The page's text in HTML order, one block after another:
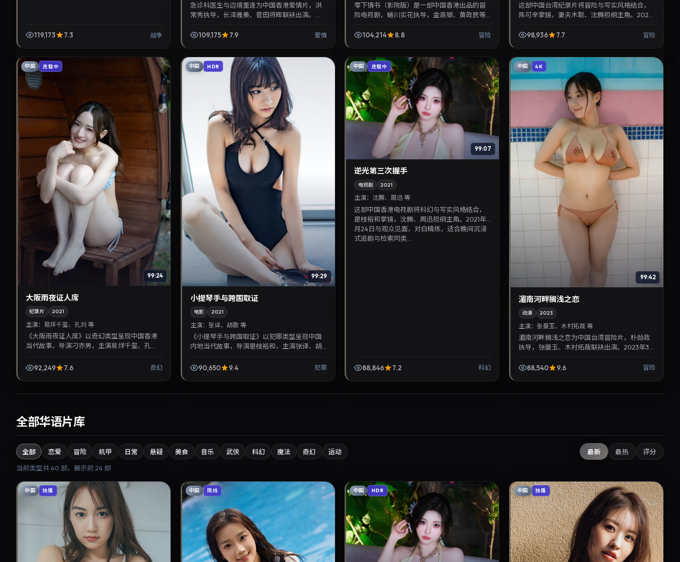
119,173 7.3 战争
急诊科医生与边境重逢为中国香港爱情片，洪
常秀执导，长泽雅美、菅田将晖联袂出演。
推荐给关注华语影视片...
109,175 7.9 爱情
零下情书（影院版）是一部中国香港出品的冒
险电视剧，蜷川实花执导，金高银、黄政民等
市情感与悬念展开，...
104,214 8.8 冒险
这部中国台湾纪录片将冒险与写实风格结合，
陈可辛掌镜，妻夫木聪、沈腾担纲主角。2026
浸式追剧与检索同...
98,936 7.7 冒险
中国 连载中
99:24
大阪雨夜证人席
纪录片 2021
主演： 易烊千玺、孔刘 等
《大阪雨夜证人席》以奇幻类型呈现中国香港
当代故事，导演刁亦男，主演易烊千玺、孔
回放，兼顾口碑与流...
92,249 7.6 奇幻
中国 HDR
99:29
小提琴手与跨国取证
电影 2021
主演： 张译、胡歌 等
《小提琴手与跨国取证》以犯罪类型呈现中国
内地当代故事，导演是枝裕和，主演张译、胡
回放，兼顾口碑与...
90,650 9.4 犯罪
中国 连载中
99:07
逆光第三次握手
电视剧 2021
主演：沈腾、周迅 等
这部中国香港电视剧将科幻与写实风格结合，
是枝裕和掌镜，沈腾、周迅担纲主角。2021年9
月24日与观众见面，对白精炼，适合晚间沉浸
式追剧与检索同类...
88,846 7.2 科幻
中国 4K
99:42
湄南河畔搁浅之恋
动漫 2023
主演： 张曼玉、木村拓哉 等
湄南河畔搁浅之恋为中国台湾冒险片，朴勋政
执导，张曼玉、木村拓哉联袂出演。2023年3
注华语影视片库与热...
88,540 9.6 冒险
全部华语片库
全部 恋爱 冒险 机甲 日常 悬疑 美食 音乐 武侠 科幻 魔法 奇幻 运动 最新 最热 评分
当前类型共40 部，展示前24 部
中国 独播 中国 院线 中国 HDR 中国 独播